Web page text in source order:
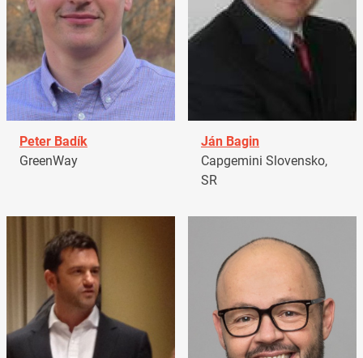
Peter Badík
GreenWay
Ján Bagin
Capgemini Slovensko,
SR